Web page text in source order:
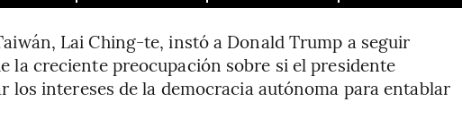
Lai Ching-te, instó a Donald Trump a seguir
la creciente preocupación sobre si el presidente
los intereses de la democracia autónoma para entablar